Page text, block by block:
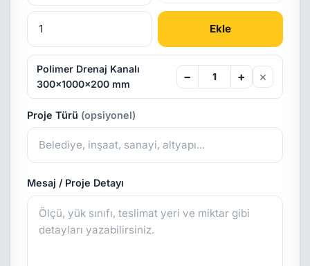
Ekle
Polimer Drenaj Kanalı
300x1000x200 mm
− + ×
Proje Türü (opsiyonel)
Mesaj / Proje Detayı